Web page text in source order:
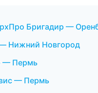
Бригадир —
Нижний Новгород
— Пермь
— Пермь